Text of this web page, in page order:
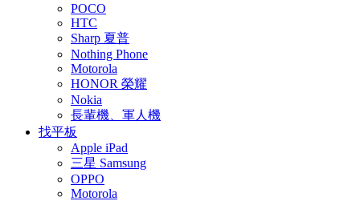
POCO
HTC
Sharp 夏普
Nothing Phone
Motorola
HONOR 榮耀
Nokia
長輩機、軍人機
找平板
Apple iPad
三星 Samsung
OPPO
Motorola